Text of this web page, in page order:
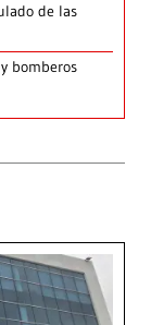
de las
bomberos